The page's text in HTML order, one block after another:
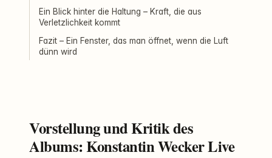
Ein Blick hinter die Haltung – Kraft, die aus
Verletzlichkeit kommt
Fazit – Ein Fenster, das man öffnet, wenn die Luft
dünn wird
Vorstellung und Kritik des
Albums: Konstantin Wecker Live